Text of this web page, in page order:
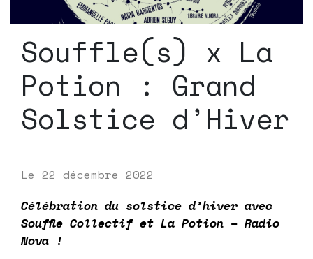
Souffle(s) x La
Potion : Grand
Solstice d’Hiver
Le 22 décembre 2022
Célébration du solstice d’hiver avec
Souffle Collectif et La Potion – Radio
Nova !